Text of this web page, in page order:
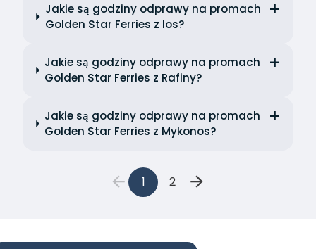
Jakie są godziny odprawy na promach
Golden Star Ferries z Ios?
Jakie są godziny odprawy na promach
Golden Star Ferries z Rafiny?
Jakie są godziny odprawy na promach
Golden Star Ferries z Mykonos?
1 2